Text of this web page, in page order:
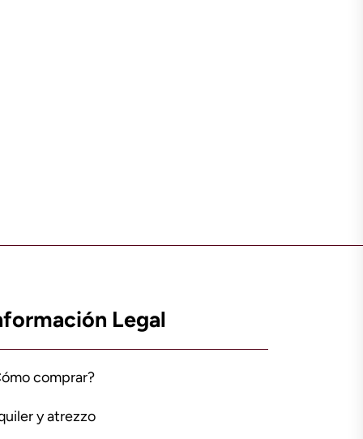
Legal
comprar?
y atrezzo